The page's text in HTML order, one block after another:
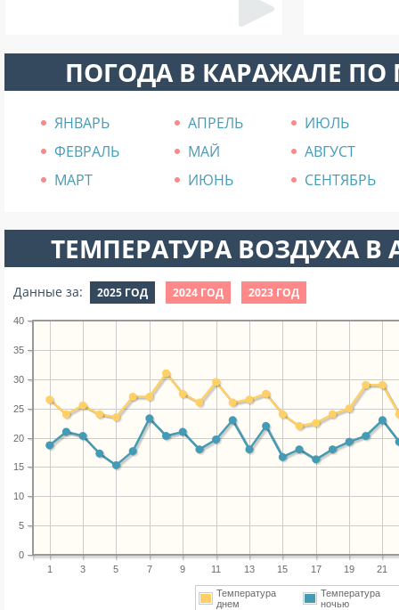
ПОГОДА В КАРАЖАЛЕ
ЯНВАРЬ АПРЕЛЬ
ИЮЛЬ
ФЕВРАЛЬ
МАЙ
АВГУСТ
МАРТ
ИЮНЬ СЕНТЯБРЬ
ТЕМПЕРАТУРА ВОЗДУХА В
Данные за: 2025 ГОД 2024 ГОД 2023 ГОД
1 3 5 7 9 11 13 15 17 19 21
0
5
10
15
20
25
30
35
40
Температура
днем
Температура
ночью